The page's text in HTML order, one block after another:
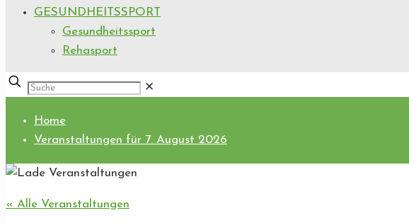
GESUNDHEITSSPORT
Gesundheitssport
Rehasport
✕
Home
Veranstaltungen für 7. August 2026
« Alle Veranstaltungen